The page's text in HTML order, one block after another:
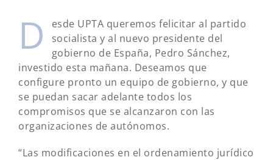
D
esde UPTA queremos felicitar al partido
socialista y al nuevo presidente del
gobierno de España, Pedro Sánchez,
investido esta mañana. Deseamos que
configure pronto un equipo de gobierno, y que
se puedan sacar adelante todos los
compromisos que se alcanzaron con las
organizaciones de autónomos.
“Las modificaciones en el ordenamiento jurídico